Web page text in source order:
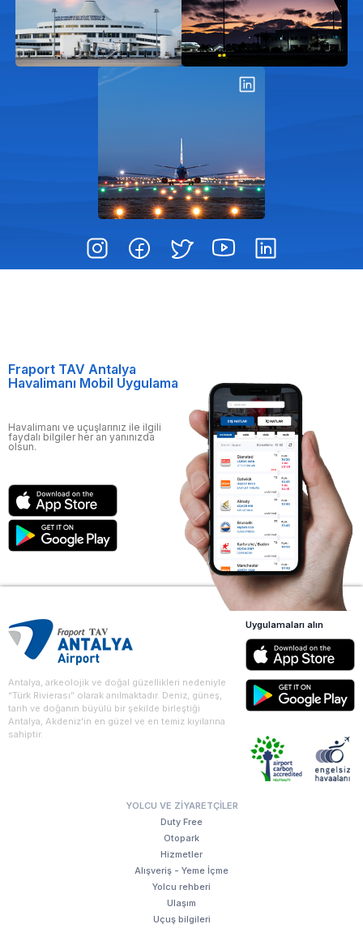
Fraport TAV Antalya
Havalimanı Mobil Uygulama
Havalimanı ve uçuşlarınız ile ilgili
faydalı bilgiler her an yanınızda
olsun.
Antalya, arkeolojik ve doğal güzellikleri nedeniyle
“Türk Rivierası” olarak anılmaktadır. Deniz, güneş,
tarih ve doğanın büyülü bir şekilde birleştiği
Antalya, Akdeniz'in en güzel ve en temiz kıyılarına
sahiptir.
YOLCU VE ZIYARETÇILER
Duty Free
Otopark
Hizmetler
Alışveriş - Yeme İçme
Yolcu rehberi
Ulaşım
Uçuş bilgileri
Uygulamaları alın